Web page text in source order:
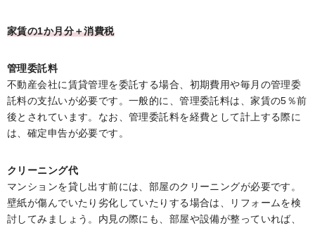
家賃の1か月分＋消費税
管理委託料
不動産会社に賃貸管理を委託する場合、初期費用や毎月の管理委
託料の支払いが必要です。一般的に、管理委託料は、家賃の5％前
後とされています。なお、管理委託料を経費として計上する際に
は、確定申告が必要です。
クリーニング代
マンションを貸し出す前には、部屋のクリーニングが必要です。
壁紙が傷んでいたり劣化していたりする場合は、リフォームを検
討してみましょう。内見の際にも、部屋や設備が整っていれば、